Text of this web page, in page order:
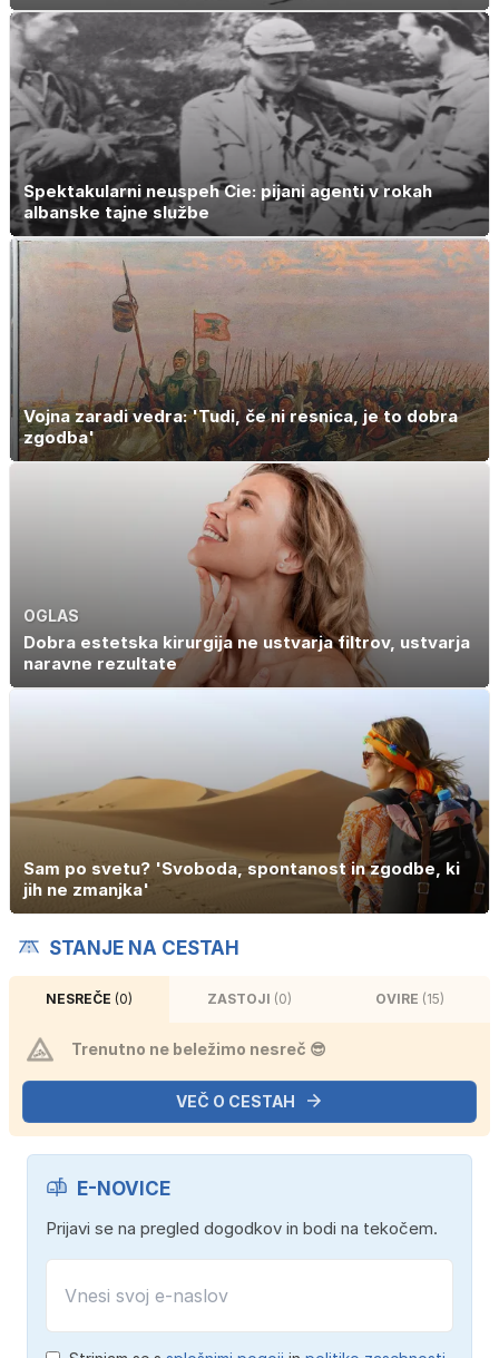
Spektakularni neuspeh Cie: pijani agenti v rokah
albanske tajne službe
Vojna zaradi vedra: 'Tudi, če ni resnica, je to dobra
zgodba'
OGLAS
Dobra estetska kirurgija ne ustvarja filtrov, ustvarja
naravne rezultate
Sam po svetu? 'Svoboda, spontanost in zgodbe, ki
jih ne zmanjka'
STANJE NA CESTAH
NESREČE (0) ZASTOJI (0) OVIRE (15)
Trenutno ne beležimo nesreč 😎
VEČ O CESTAH
E-NOVICE
Prijavi se na pregled dogodkov in bodi na tekočem.